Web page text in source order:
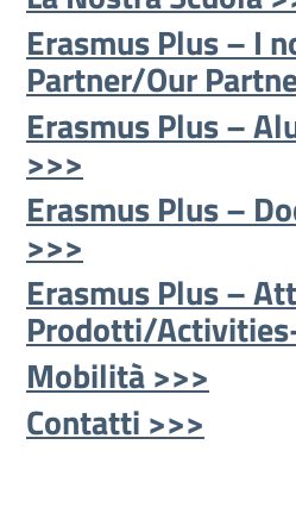
Erasmus Plus – I
Partner/Our
Erasmus Plus –
>>>
Erasmus Plus –
>>>
Erasmus Plus –
Prodotti/
Mobilità >>>
Contatti >>>